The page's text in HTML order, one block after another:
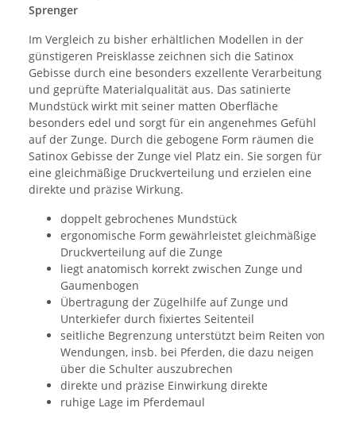
Sprenger
Im Vergleich zu bisher erhältlichen Modellen in der
günstigeren Preisklasse zeichnen sich die Satinox
Gebisse durch eine besonders exzellente Verarbeitung
und geprüfte Materialqualität aus. Das satinierte
Mundstück wirkt mit seiner matten Oberfläche
besonders edel und sorgt für ein angenehmes Gefühl
auf der Zunge. Durch die gebogene Form räumen die
Satinox Gebisse der Zunge viel Platz ein. Sie sorgen für
eine gleichmäßige Druckverteilung und erzielen eine
direkte und präzise Wirkung.
doppelt gebrochenes Mundstück
ergonomische Form gewährleistet gleichmäßige
Druckverteilung auf die Zunge
liegt anatomisch korrekt zwischen Zunge und
Gaumenbogen
Übertragung der Zügelhilfe auf Zunge und
Unterkiefer durch fixiertes Seitenteil
seitliche Begrenzung unterstützt beim Reiten von
Wendungen, insb. bei Pferden, die dazu neigen
über die Schulter auszubrechen
direkte und präzise Einwirkung direkte
ruhige Lage im Pferdemaul